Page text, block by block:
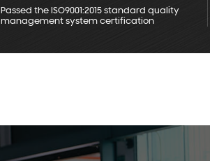
Passed the ISO9001:2015 standard quality
management system certification